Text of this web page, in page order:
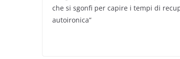
che si sgonfi per capire i tempi di
autoironica”